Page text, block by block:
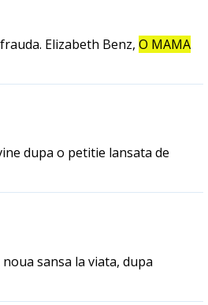
Elizabeth Benz, O MAMA
dupa o petitie lansata de
sansa la viata, dupa